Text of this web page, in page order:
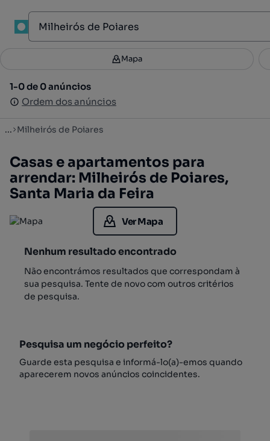
Filtros 2
1-0 de 0 anúncios
Ordem dos anúncios
Mapa
1-0 de 0 anúncios
Ordem dos anúncios
... Milheirós de Poiares
Casas e apartamentos para
arrendar: Milheirós de Poiares,
Santa Maria da Feira
Ver Mapa
Nenhum resultado encontrado
Não encontrámos resultados que correspondam à
sua pesquisa. Tente de novo com outros critérios
de pesquisa.
Pesquisa um negócio perfeito?
Guarde esta pesquisa e informá-lo(a)-emos quando
aparecerem novos anúncios coincidentes.